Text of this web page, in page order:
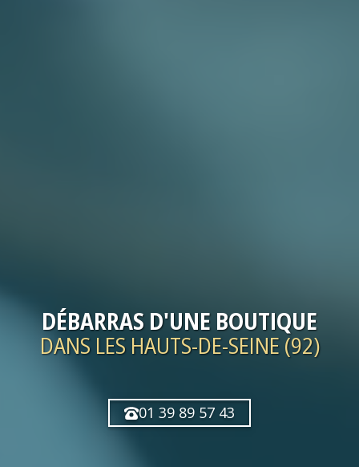
DÉBARRAS D'UNE BOUTIQUE
DANS LES HAUTS-DE-SEINE (92)
01 39 89 57 43